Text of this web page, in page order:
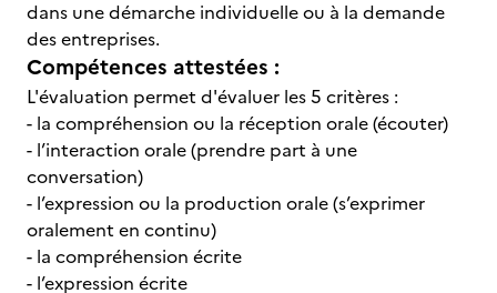
dans une démarche individuelle ou à la demande
des entreprises.
Compétences attestées :
L'évaluation permet d'évaluer les 5 critères :
- la compréhension ou la réception orale (écouter)
- l’interaction orale (prendre part à une
conversation)
- l’expression ou la production orale (s’exprimer
oralement en continu)
- la compréhension écrite
- l’expression écrite